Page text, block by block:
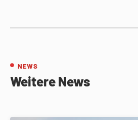
NEWS
Weitere News